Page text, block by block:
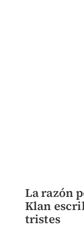
La razón
Klan
tristes